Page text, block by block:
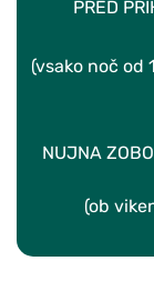
PRED
(vsako noč od
NUJNA
(ob